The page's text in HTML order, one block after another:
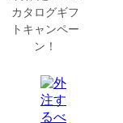
カタログギフ
トキャンペー
ン！